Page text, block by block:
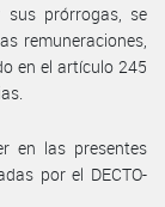
sus prórrogas, se
remuneraciones,
en el artículo 245
en las presentes
por el DECTO-